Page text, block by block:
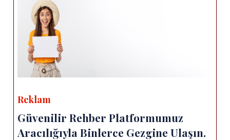
Reklam
Güvenilir Rehber Platformumuz
Aracılığıyla Binlerce Gezgine Ulaşın.